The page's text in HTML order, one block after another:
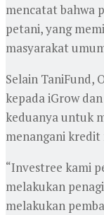
mencatat bahwa
petani, yang
masyarakat
Selain TaniFund,
kepada iGrow
keduanya untuk
menangani
“Investree kami
melakukan
melakukan